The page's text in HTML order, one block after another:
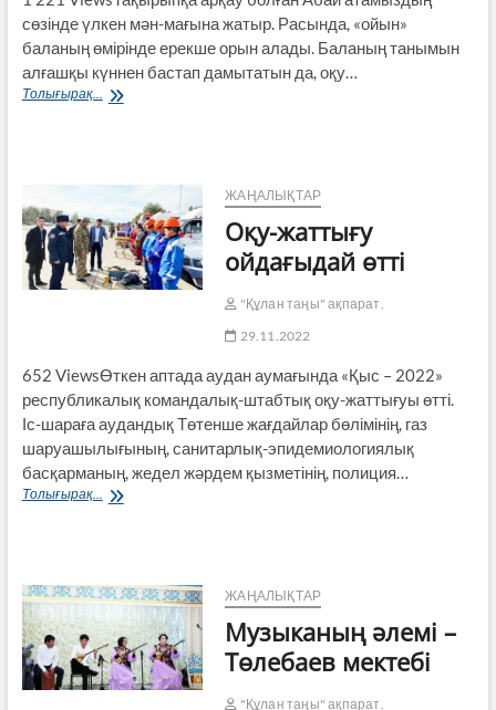
сөзінде үлкен мән-мағына жатыр. Расында, «ойын»
баланың өмірінде ерекше орын алады. Баланың танымын
алғашқы күннен бастап дамытатын да, оқу…
Толығырақ...
Ойын
ма?..
ЖАҢАЛЫҚТАР
Оқу-жаттығу
ойдағыдай өтті
"Құлан таңы" ақпарат.
29.11.2022
652 ViewsӨткен аптада аудан аумағында «Қыс – 2022»
республикалық командалық-штабтық оқу-жаттығуы өтті.
Іс-шараға аудандық Төтенше жағдайлар бөлімінің, газ
шаруашылығының, санитарлық-эпидемиологиялық
басқарманың, жедел жәрдем қызметінің, полиция…
Толығырақ...
Оқу-
ЖАҢАЛЫҚТАР
Музыканың әлемі –
Төлебаев мектебі
"Құлан таңы" ақпарат.